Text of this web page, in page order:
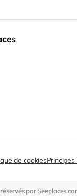
de cookies
par